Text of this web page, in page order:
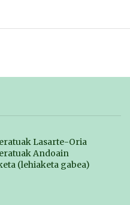
Lasarte-Oria
Andoain
(lehiaketa gabea)